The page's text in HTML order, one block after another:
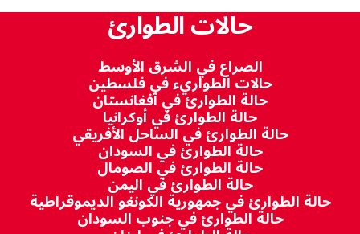
حالات الطوارئ
الصراع في الشرق الأوسط
حالات الطواريء في فلسطين
حالة الطوارئ في أفغانستان
حالة الطوارئ في أوكرانيا
حالة الطوارئ في الساحل الأفريقي
حالة الطوارئ في السودان
حالة الطوارئ في الصومال
حالة الطوارئ في اليمن
حالة الطوارئ في جمهورية الكونغو الديموقراطية
حالة الطوارئ في جنوب السودان